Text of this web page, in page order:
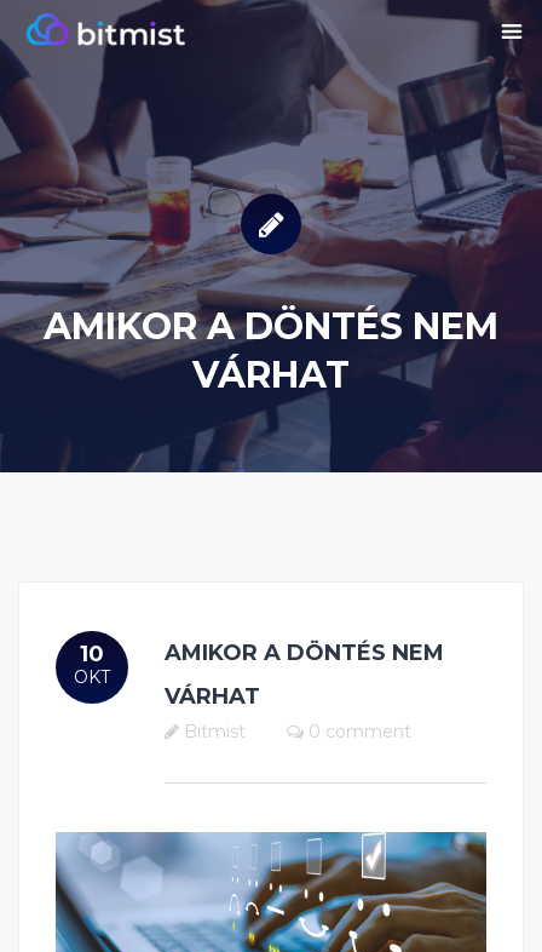
AMIKOR A DÖNTÉS NEM
VÁRHAT
10
OKT
AMIKOR A DÖNTÉS NEM
VÁRHAT
Bitmist 0 comment